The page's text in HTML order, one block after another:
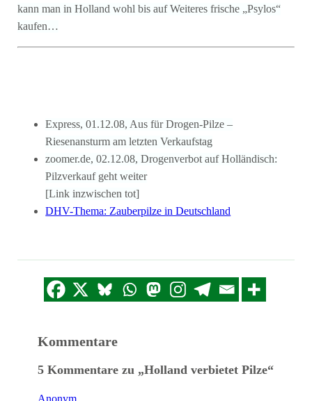
kann man in Holland wohl bis auf Weiteres frische „Psylos“
kaufen…
Express, 01.12.08, Aus für Drogen-Pilze –
Riesenansturm am letzten Verkaufstag
zoomer.de, 02.12.08, Drogenverbot auf Holländisch:
Pilzverkauf geht weiter
[Link inzwischen tot]
DHV-Thema: Zauberpilze in Deutschland
Kommentare
5 Kommentare zu „Holland verbietet Pilze“